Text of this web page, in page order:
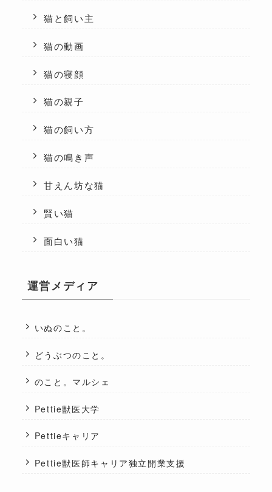
猫と飼い主
猫の動画
猫の寝顔
猫の親子
猫の飼い方
猫の鳴き声
甘えん坊な猫
賢い猫
面白い猫
運営メディア
いぬのこと。
どうぶつのこと。
のこと。マルシェ
Pettie獣医大学
Pettieキャリア
Pettie獣医師キャリア独立開業支援